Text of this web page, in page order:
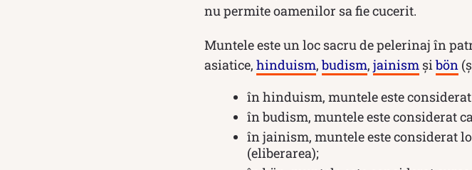
nu permite oamenilor sa fie cucerit.
Muntele este un loc sacru de pelerinaj în
asiatice, hinduism,budism, jainism șibön
în hinduism, muntele este
în budism, muntele este considerat
în jainism, muntele este considerat
(eliberarea);